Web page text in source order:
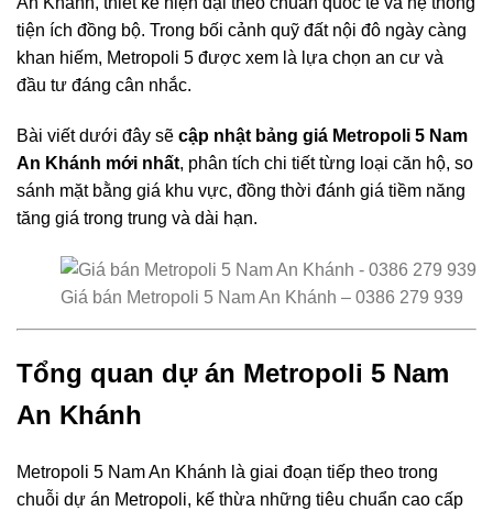
tiện ích đồng bộ. Trong bối cảnh quỹ đất nội đô ngày càng
khan hiếm, Metropoli 5 được xem là lựa chọn an cư và
đầu tư đáng cân nhắc.
Bài viết dưới đây sẽ cập nhật bảng giá Metropoli 5 Nam
An Khánh mới nhất, phân tích chi tiết từng loại căn hộ, so
sánh mặt bằng giá khu vực, đồng thời đánh giá tiềm năng
tăng giá trong trung và dài hạn.
Giá bán Metropoli 5 Nam An Khánh – 0386 279 939
Tổng quan dự án Metropoli 5 Nam
An Khánh
Metropoli 5 Nam An Khánh là giai đoạn tiếp theo trong
chuỗi dự án Metropoli, kế thừa những tiêu chuẩn cao cấp